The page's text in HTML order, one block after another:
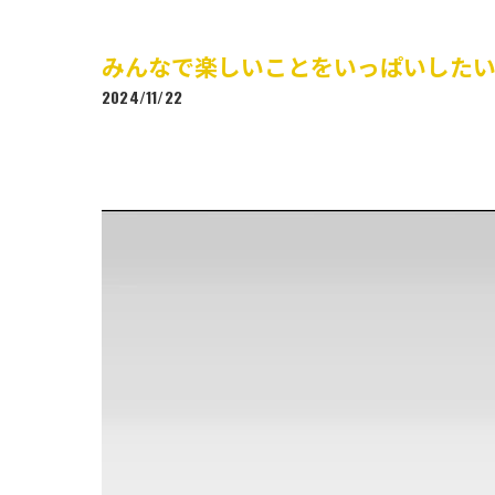
みんなで楽しいことをいっぱいしたい
2024/11/22